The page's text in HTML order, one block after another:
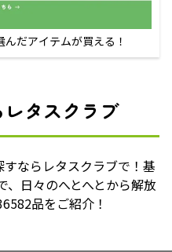
だアイテムが買える！
タスクラブ
ならレタスクラブで！基
日々のへとへとから解放
品をご紹介！